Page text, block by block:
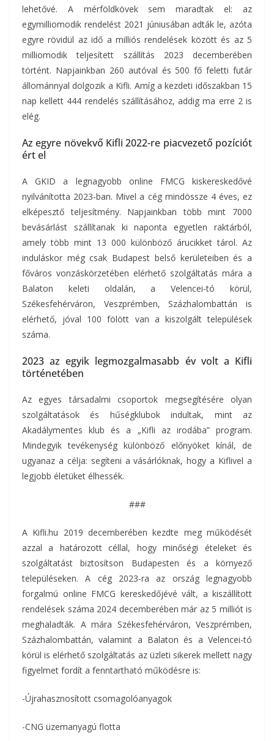
lehetővé. A mérföldkövek sem maradtak el: az
egymilliomodik rendelést 2021 júniusában adták le, azóta
egyre rövidül az idő a milliós rendelések között és az 5
milliomodik teljesített szállítás 2023 decemberében
történt. Napjainkban 260 autóval és 500 fő feletti futár
állománnyal dolgozik a Kifli. Amíg a kezdeti időszakban 15
nap kellett 444 rendelés szállításához, addig ma erre 2 is
elég.
Az egyre növekvő Kifli 2022-re piacvezető pozíciót
ért el
A GKID a legnagyobb online FMCG kiskereskedővé
nyilvánította 2023-ban. Mivel a cég mindössze 4 éves, ez
elképesztő teljesítmény. Napjainkban több mint 7000
bevásárlást szállítanak ki naponta egyetlen raktárból,
amely több mint 13 000 különböző árucikket tárol. Az
induláskor még csak Budapest belső kerületeiben és a
főváros vonzáskörzetében elérhető szolgáltatás mára a
Balaton keleti oldalán, a Velencei-tó körül,
Székesfehérváron, Veszprémben, Százhalombattán is
elérhető, jóval 100 fölött van a kiszolgált települések
száma.
2023 az egyik legmozgalmasabb év volt a Kifli
történetében
Az egyes társadalmi csoportok megsegítésére olyan
szolgáltatások és hűségklubok indultak, mint az
Akadálymentes klub és a „Kifli az irodába” program.
Mindegyik tevékenység különböző előnyöket kínál, de
ugyanaz a célja: segíteni a vásárlóknak, hogy a Kiflivel a
legjobb életüket élhessék.
###
A Kifli.hu 2019 decemberében kezdte meg működését
azzal a határozott céllal, hogy minőségi ételeket és
szolgáltatást biztosítson Budapesten és a környező
településeken. A cég 2023-ra az ország legnagyobb
forgalmú online FMCG kereskedőjévé vált, a kiszállított
rendelések száma 2024 decemberében már az 5 milliót is
meghaladták. A mára Székesfehérváron, Veszprémben,
Százhalombattán, valamint a Balaton és a Velencei-tó
körül is elérhető szolgáltatás az üzleti sikerek mellett nagy
figyelmet fordít a fenntartható működésre is:
-Újrahasznosított csomagolóanyagok
-CNG üzemanyagú flotta